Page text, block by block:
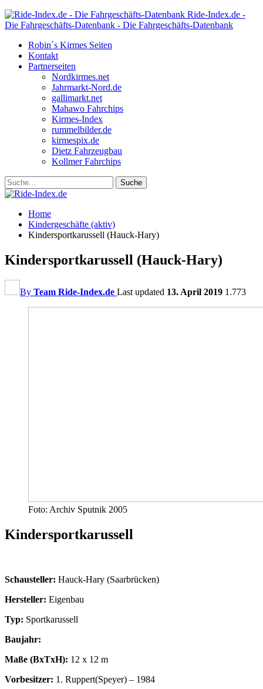
Ride-Index.de -
Die Fahrgeschäfts-Datenbank - Die Fahrgeschäfts-Datenbank
Robin´s Kirmes Seiten
Kontakt
Partnerseiten
Nordkirmes.net
Jahrmarkt-Nord.de
gallimarkt.net
Mahawo Fahrchips
Kirmes-Index
rummelbilder.de
kirmespix.de
Dietz Fahrzeugbau
Kollmer Fahrchips
Home
Kindergeschäfte (aktiv)
Kindersportkarussell (Hauck-Hary)
Kindersportkarussell (Hauck-Hary)
By Team Ride-Index.de Last updated 13. April 2019 1.773
Foto: Archiv Sputnik 2005
Kindersportkarussell
Schausteller: Hauck-Hary (Saarbrücken)
Hersteller: Eigenbau
Typ: Sportkarussell
Baujahr:
Maße (BxTxH): 12 x 12 m
Vorbesitzer: 1. Ruppert(Speyer) – 1984